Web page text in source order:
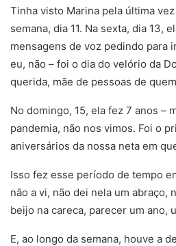
Tinha visto Marina pela última
semana, dia 11. Na sexta, dia 13,
mensagens de voz pedindo para
eu, não – foi o dia do velório da
querida, mãe de pessoas de
No domingo, 15, ela fez 7 anos –
pandemia, não nos vimos. Foi o
aniversários da nossa neta em
Isso fez esse período de tempo
não a vi, não dei nela um abraço,
beijo na careca, parecer um ano,
E, ao longo da semana, houve a